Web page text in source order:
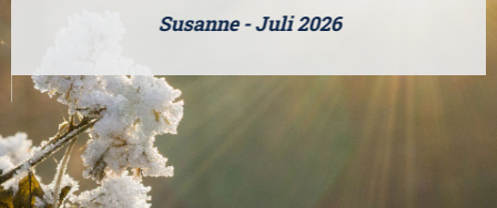
Susanne - Juli 2026